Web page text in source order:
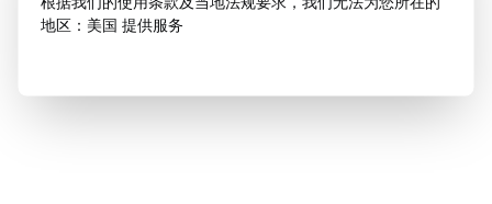
地区：美国 提供服务